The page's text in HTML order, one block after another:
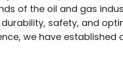
of the oil and gas
safety, and
we have